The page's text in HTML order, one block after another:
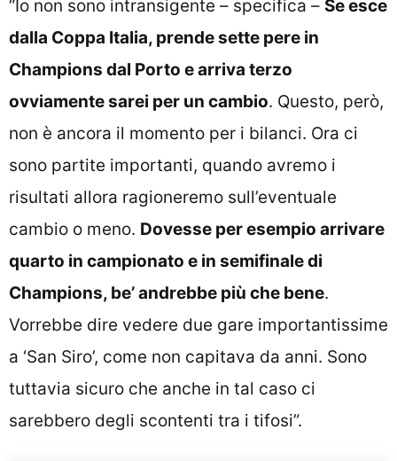
“Io non sono intransigente – specifica – Se esce
dalla Coppa Italia, prende sette pere in
Champions dal Porto e arriva terzo
ovviamente sarei per un cambio. Questo, però,
non è ancora il momento per i bilanci. Ora ci
sono partite importanti, quando avremo i
risultati allora ragioneremo sull’eventuale
cambio o meno. Dovesse per esempio arrivare
quarto in campionato e in semifinale di
Champions, be’ andrebbe più che bene.
Vorrebbe dire vedere due gare importantissime
a ‘San Siro’, come non capitava da anni. Sono
tuttavia sicuro che anche in tal caso ci
sarebbero degli scontenti tra i tifosi”.